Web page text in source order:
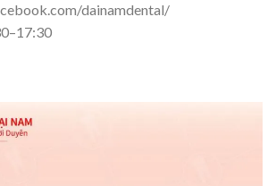
dainamdental/